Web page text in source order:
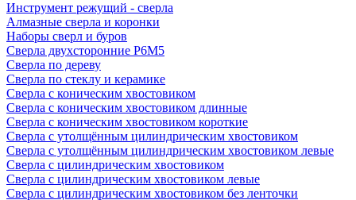
Инструмент режущий - сверла
Алмазные сверла и коронки
Наборы сверл и буров
Сверла двухсторонние Р6М5
Сверла по дереву
Сверла по стеклу и керамике
Сверла с коническим хвостовиком
Сверла с коническим хвостовиком длинные
Сверла с коническим хвостовиком короткие
Сверла с утолщённым цилиндрическим хвостовиком
Сверла с утолщённым цилиндрическим хвостовиком левые
Сверла с цилиндрическим хвостовиком
Сверла с цилиндрическим хвостовиком левые
Сверла с цилиндрическим хвостовиком без ленточки